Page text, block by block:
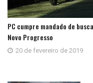
PC cumpre mandado de
Novo Progresso
20 de fevereiro de 2019